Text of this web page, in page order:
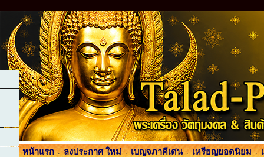
หน้าแรก : ลงประกาศ ใหม่ : เบญจภาคีเด่น : เหรียญยอดนิยม :